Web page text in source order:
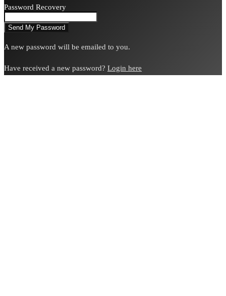
Password Recovery
A new password will be emailed to you.
Have received a new password? Login here